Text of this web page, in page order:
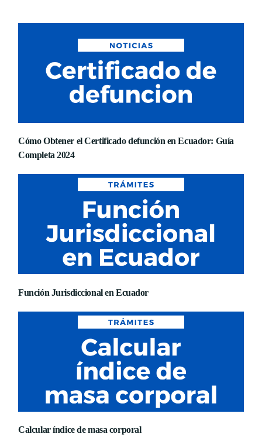
Cómo Obtener el Certificado defunción en Ecuador: Guía
Completa 2024
Función Jurisdiccional en Ecuador
Calcular índice de masa corporal